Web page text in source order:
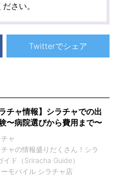
さい。
Twitterでシェア
ラチャ情報】シラチャでの出
〜病院選びから費用まで〜
ャ
ャの情報盛りだくさん！シラ
イド（Sriracha Guide）
モバイル シラチャ店